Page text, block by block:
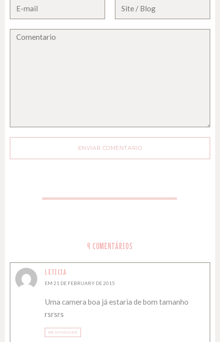
4 COMENTÁRIOS
LETICIA
EM 21 DE FEBRUARY DE 2015
Uma camera boa já estaria de bom tamanho
rsrsrs
RESPONDER